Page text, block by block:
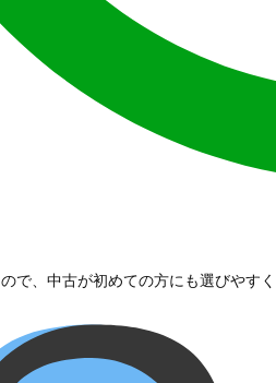
で、中古が初めての方にも選びやす